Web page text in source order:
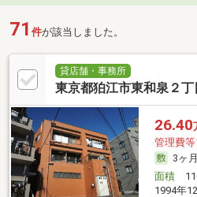
71 件が該当しました。
貸店舗・事務所
東京都狛江市東和泉２丁
26.40
管理費等
3ヶ月
面積
1994年